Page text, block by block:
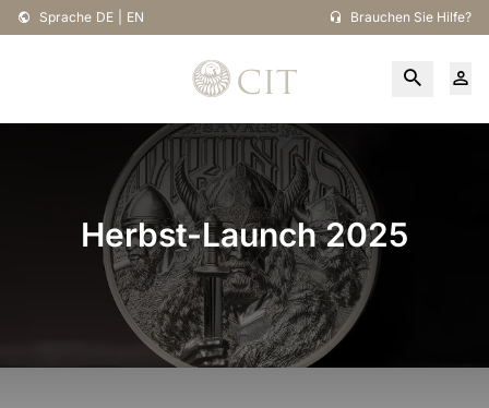
Sprache DE EN Brauchen Sie Hilfe?
Herbst-Launch 2025